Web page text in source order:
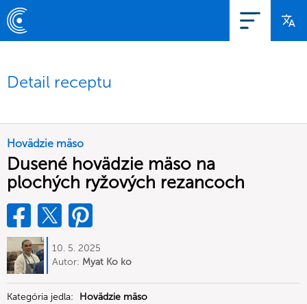
Detail receptu
Hovädzie mäso
Dusené hovädzie mäso na
plochých ryžových rezancoch
10. 5. 2025
Autor: Myat Ko ko
Kategória jedla:
Hovädzie mäso